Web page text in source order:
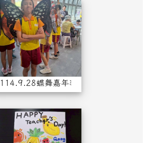
114.9.28蝶舞嘉
114.9.28蝶舞嘉年華會快閃表演活動